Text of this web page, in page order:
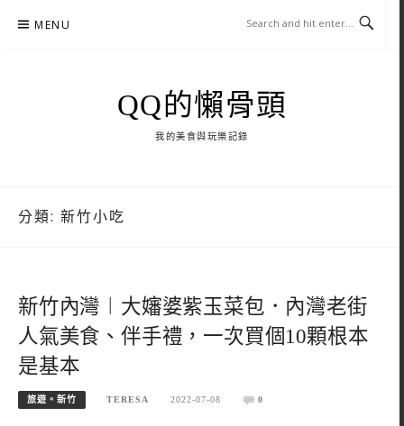
MENU
QQ的懶骨頭
我的美食與玩樂記錄
分類: 新竹小吃
新竹內灣︱大嬸婆紫玉菜包．內灣老街
人氣美食、伴手禮，一次買個10顆根本
是基本
旅遊。新竹 TERESA 2022-07-08 0